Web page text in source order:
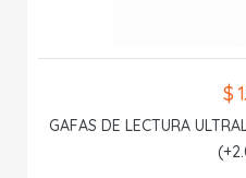
$
GAFAS DE LECTURA